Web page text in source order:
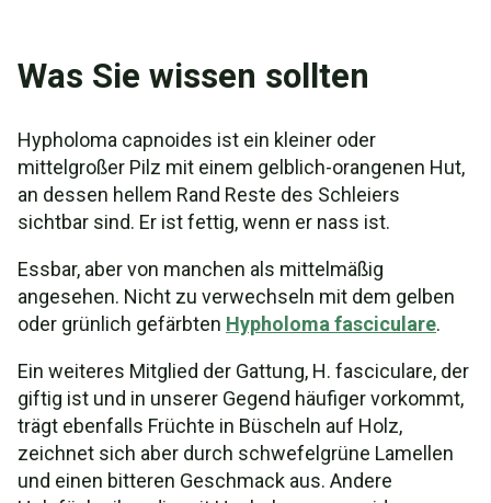
Was Sie wissen sollten
Hypholoma capnoides ist ein kleiner oder
mittelgroßer Pilz mit einem gelblich-orangenen Hut,
an dessen hellem Rand Reste des Schleiers
sichtbar sind. Er ist fettig, wenn er nass ist.
Essbar, aber von manchen als mittelmäßig
angesehen. Nicht zu verwechseln mit dem gelben
oder grünlich gefärbten Hypholoma fasciculare.
Ein weiteres Mitglied der Gattung, H. fasciculare, der
giftig ist und in unserer Gegend häufiger vorkommt,
trägt ebenfalls Früchte in Büscheln auf Holz,
zeichnet sich aber durch schwefelgrüne Lamellen
und einen bitteren Geschmack aus. Andere